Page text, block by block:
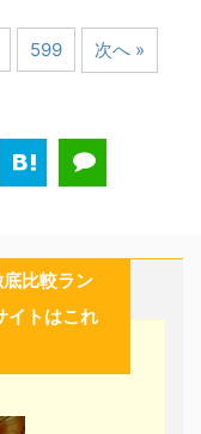
599 次へ »
比較ラン
イトはこれ